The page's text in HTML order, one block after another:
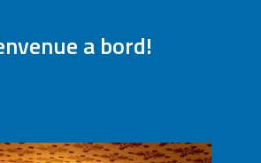
a bord!